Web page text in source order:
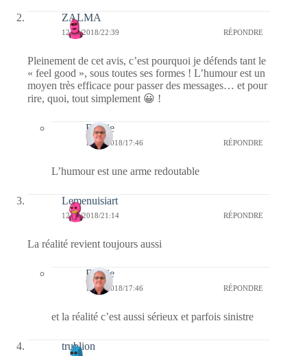
ZALMA
12/04/2018/22:39 RÉPONDRE
Pleinement de cet avis, c’est pourquoi je défends tant le
« feel good », sous toutes ses formes ! L’humour est un
moyen très efficace pour passer des messages… et pour
rire, quoi, tout simplement 😀 !
Bernie
13/04/2018/17:46 RÉPONDRE
L’humour est une arme redoutable
Lemenuisiart
12/04/2018/21:14 RÉPONDRE
La réalité revient toujours aussi
Bernie
13/04/2018/17:46 RÉPONDRE
et la réalité c’est aussi sérieux et parfois sinistre
trublion